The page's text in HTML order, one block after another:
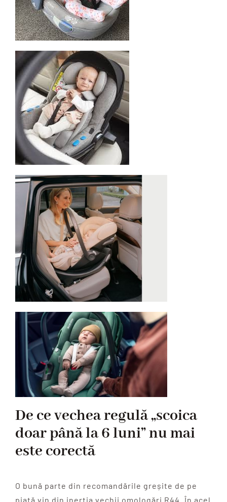
De ce vechea regulă „scoica
doar până la 6 luni” nu mai
este corectă
O bună parte din recomandările greșite de pe
piață vin din inerția vechii omologări R44. În acel